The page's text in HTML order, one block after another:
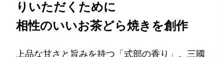
りいただくために
相性のいいお茶どら焼きを創作
上品な甘さと旨みを持つ「式部の香り」。三國